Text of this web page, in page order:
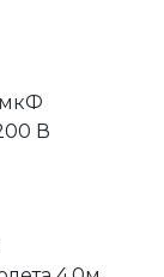
мкФ
В